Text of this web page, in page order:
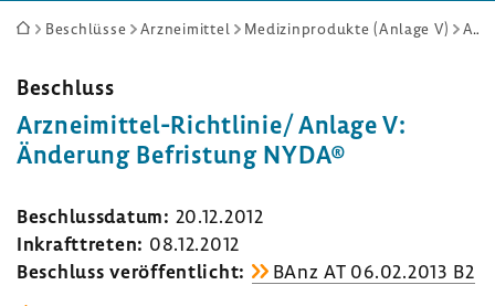
Sie
hier:
Beschlüsse Arzneimittel Medizinprodukte (Anlage V) Arzneimittel-Richtlinie/ Anlage V: Änderung Befristung NYDA®
Beschluss
Arzneimittel-​Richtlinie/ Anlage V:
Ände­rung Befris­tung NYDA®
Beschluss­datum: 20.12.2012
Inkraft­treten: 08.12.2012
Beschluss veröf­fent­licht:
BAnz AT 06.02.2013 B2